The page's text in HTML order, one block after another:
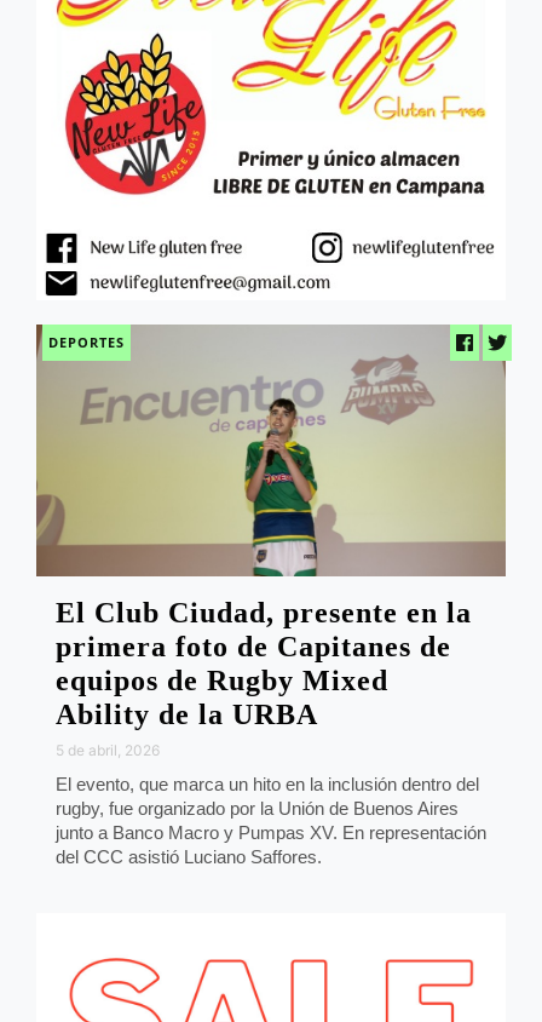
DEPORTES
El Club Ciudad, presente en la
primera foto de Capitanes de
equipos de Rugby Mixed
Ability de la URBA
5 de abril, 2026
El evento, que marca un hito en la inclusión dentro del
rugby, fue organizado por la Unión de Buenos Aires
junto a Banco Macro y Pumpas XV. En representación
del CCC asistió Luciano Saffores.